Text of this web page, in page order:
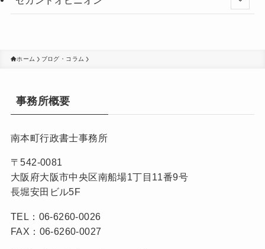
ホーム ブログ・コラム
事務所概要
南本町行政書士事務所
〒542-0081
大阪府大阪市中央区南船場1丁目11番9号
長堀安田ビル5F
TEL：06-6260-0026
FAX：06-6260-0027